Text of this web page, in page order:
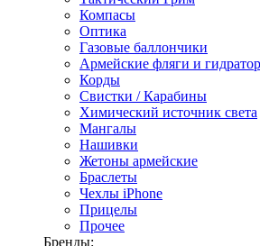
Компасы
Оптика
Газовые баллончики
Армейские фляги и
Корды
Свистки / Карабины
Химический источник света
Мангалы
Нашивки
Жетоны армейские
Браслеты
Чехлы iPhone
Прицелы
Прочее
Бренды: